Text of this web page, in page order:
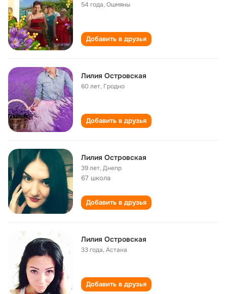
54 года,Ошмяны
Добавить в друзья
Лилия Островская
60 лет, Гродно
Добавить в друзья
Лилия Островская
39 лет,Днепр
67 школа
Добавить в друзья
Лилия Островская
33 года,Астана
Добавить в друзья